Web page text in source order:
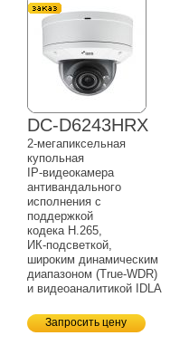
DC-D6243HRX
2-мегапиксельная
купольная
IP-видеокамера
антивандального
исполнения с
поддержкой
кодека H.265,
ИК-подсветкой,
широким динамическим
диапазоном (True-WDR)
и видеоаналитикой IDLA
Запросить цену